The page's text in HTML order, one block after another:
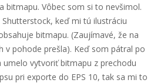
bitmapu. Vôbec som si to nevšimol.
keď mi tú ilustráciu
bitmapu. (Zaujímavé, že na
v pohode prešla). Keď som pátral po
umelo vytvoriť bitmapu z prechodu
pri exporte do EPS 10, tak sa mi to